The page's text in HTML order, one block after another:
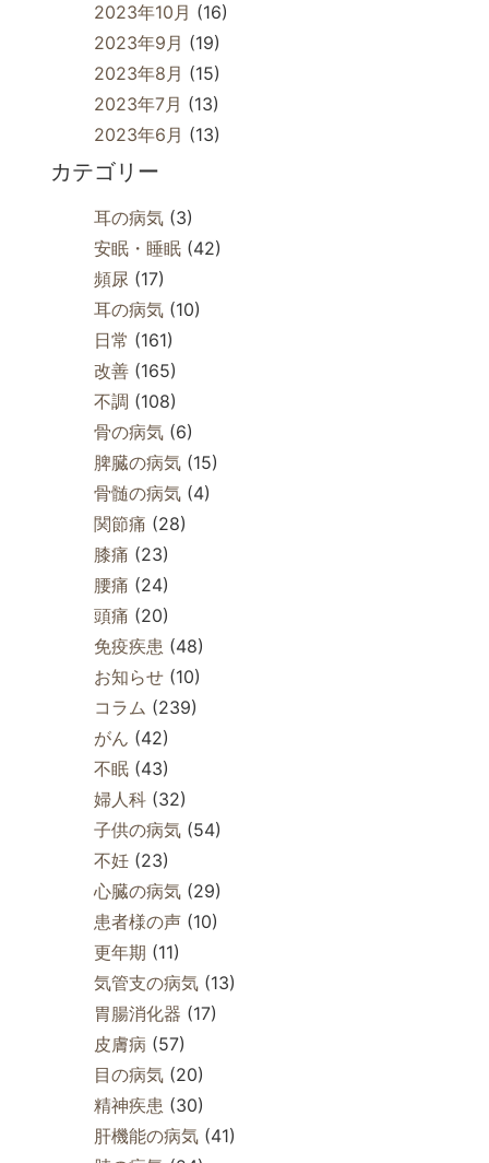
2023年10月 (16)
2023年9月 (19)
2023年8月 (15)
2023年7月 (13)
2023年6月 (13)
カテゴリー
耳の病気 (3)
安眠・睡眠 (42)
頻尿 (17)
耳の病気 (10)
日常 (161)
改善 (165)
不調 (108)
骨の病気 (6)
脾臓の病気 (15)
骨髄の病気 (4)
関節痛 (28)
膝痛 (23)
腰痛 (24)
頭痛 (20)
免疫疾患 (48)
お知らせ (10)
コラム (239)
がん (42)
不眠 (43)
婦人科 (32)
子供の病気 (54)
不妊 (23)
心臓の病気 (29)
患者様の声 (10)
更年期 (11)
気管支の病気 (13)
胃腸消化器 (17)
皮膚病 (57)
目の病気 (20)
精神疾患 (30)
肝機能の病気 (41)